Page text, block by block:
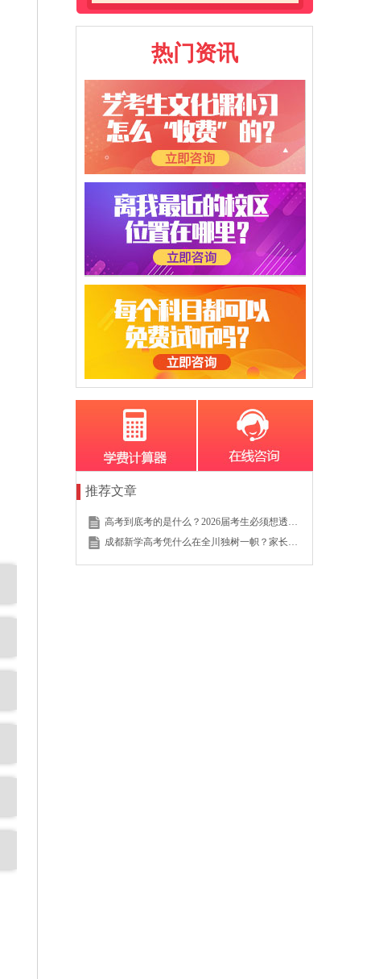
热门资讯
推荐文章
高考到底考的是什么？2026届考生必须想透的这个底层逻辑
成都新学高考凭什么在全川独树一帜？家长的真实选择说明一切